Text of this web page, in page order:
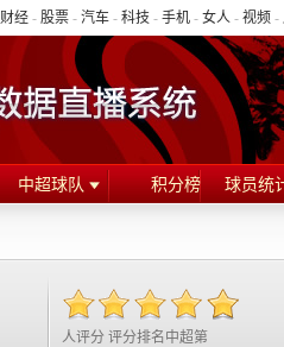
财经 - 股票 - 汽车 - 科技 - 手机 - 女人 - 视频 -
中超球队 积分榜 球员统
人评分 评分排名中超第